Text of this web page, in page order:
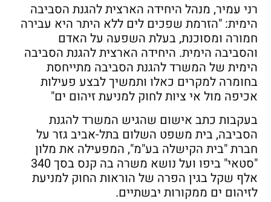
רני עמיר, מנהל היחידה הארצית להגנת הסביבה
הימית: "הזרמת שפכים לים ללא היתר היא עבירה
חמורה ומסוכנת, בעלת השפעה על האדם
והסביבה הימית. היחידה הארצית להגנת הסביבה
הימית של המשרד להגנת הסביבה מתייחסת
בחומרה למקרים כאלו ותמשיך לבצע פעילות
אכיפה מול אי ציות לחוק למניעת זיהום ים"
בעקבות כתב אישום שהגיש המשרד להגנת
הסביבה, בית משפט השלום בתל-אביב גזר על
חברת "בית הקישלה בע"מ", המפעילה את מלון
"סטאי" ביפו ועל נושא משרה בה קנס בסך 340
אלף שקל בגין הפרה של הוראות החוק למניעת
לזיהום ים ממקורות יבשתיים.